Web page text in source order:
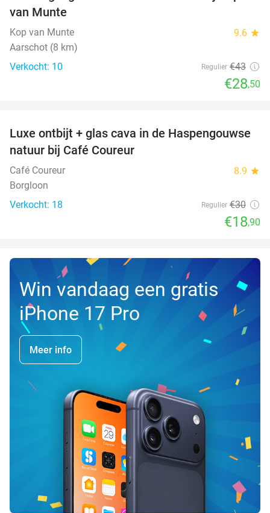
TODAY
van Munte
Kop van Munte 9.6 star
Aarschot (8 km)
Verkocht: 10
Regulier €43
€28,50
37%
TODAY
Luxe ontbijt + glas cava in de Haspengouwse
natuur bij Café Coureur
Café Coureur 8.9 star
Borgloon
Verkocht: 18
Regulier €30
€18,90
Win vandaag een gratis
iPhone 17 Pro
Meer info